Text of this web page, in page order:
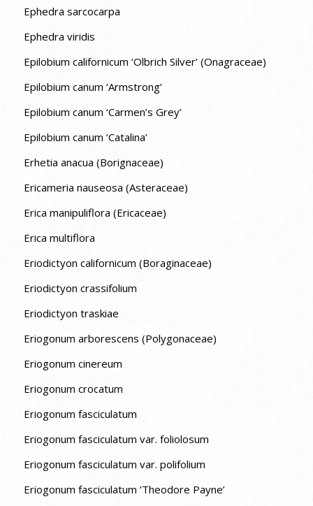
Ephedra sarcocarpa
Ephedra viridis
Epilobium californicum ‘Olbrich Silver’ (Onagraceae)
Epilobium canum ‘Armstrong’
Epilobium canum ‘Carmen’s Grey’
Epilobium canum ‘Catalina’
Erhetia anacua (Borignaceae)
Ericameria nauseosa (Asteraceae)
Erica manipuliflora (Ericaceae)
Erica multiflora
Eriodictyon californicum (Boraginaceae)
Eriodictyon crassifolium
Eriodictyon traskiae
Eriogonum arborescens (Polygonaceae)
Eriogonum cinereum
Eriogonum crocatum
Eriogonum fasciculatum
Eriogonum fasciculatum var. foliolosum
Eriogonum fasciculatum var. polifolium
Eriogonum fasciculatum ‘Theodore Payne’